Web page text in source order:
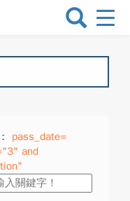
選
換
pass_date=
and